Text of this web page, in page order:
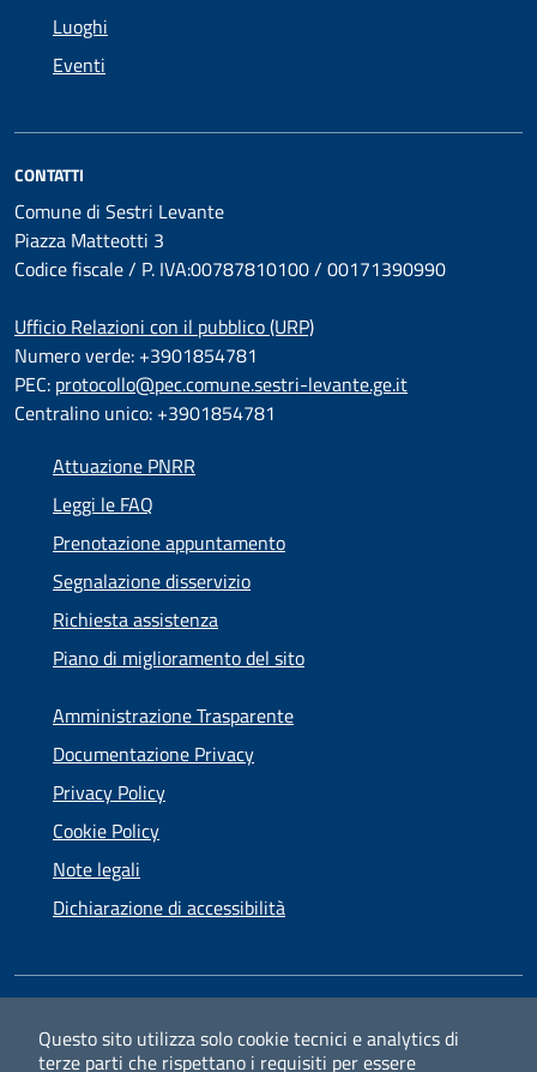
Questo sito utilizza solo cookie tecnici e analytics di
terze parti che rispettano i requisiti per essere
Luoghi
Eventi
CONTATTI
Comune di Sestri Levante
Piazza Matteotti 3
Codice fiscale / P. IVA:00787810100 / 00171390990
Ufficio Relazioni con il pubblico (URP)
Numero verde: +3901854781
PEC: protocollo@pec.comune.sestri-levante.ge.it
Centralino unico: +3901854781
Attuazione PNRR
Leggi le FAQ
Prenotazione appuntamento
Segnalazione disservizio
Richiesta assistenza
Piano di miglioramento del sito
Amministrazione Trasparente
Documentazione Privacy
Privacy Policy
Cookie Policy
Note legali
Dichiarazione di accessibilità
FacebookInstagram